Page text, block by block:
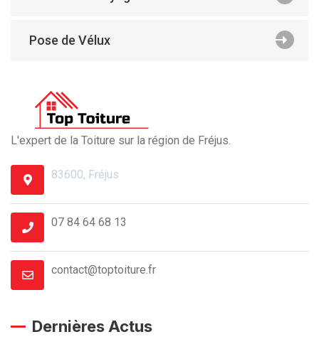
Pose de Vélux
L'expert de la Toiture sur la région de Fréjus.
83600, Fréjus
07 84 64 68 13
contact@toptoiture.fr
Dernières Actus